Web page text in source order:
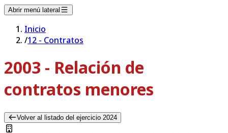
Abrir menú lateral
Inicio
/12 - Contratos
2003 - Relación de
contratos menores
Volver al listado del ejercicio 2024